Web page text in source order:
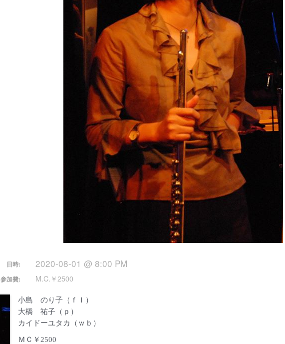
日時: 2020-08-01 @ 8:00 PM
参加費: M.C.￥2500
小島 のり子（ｆｌ）
大橋 祐子（ｐ）
カイドーユタカ（ｗｂ）
ＭＣ￥2500